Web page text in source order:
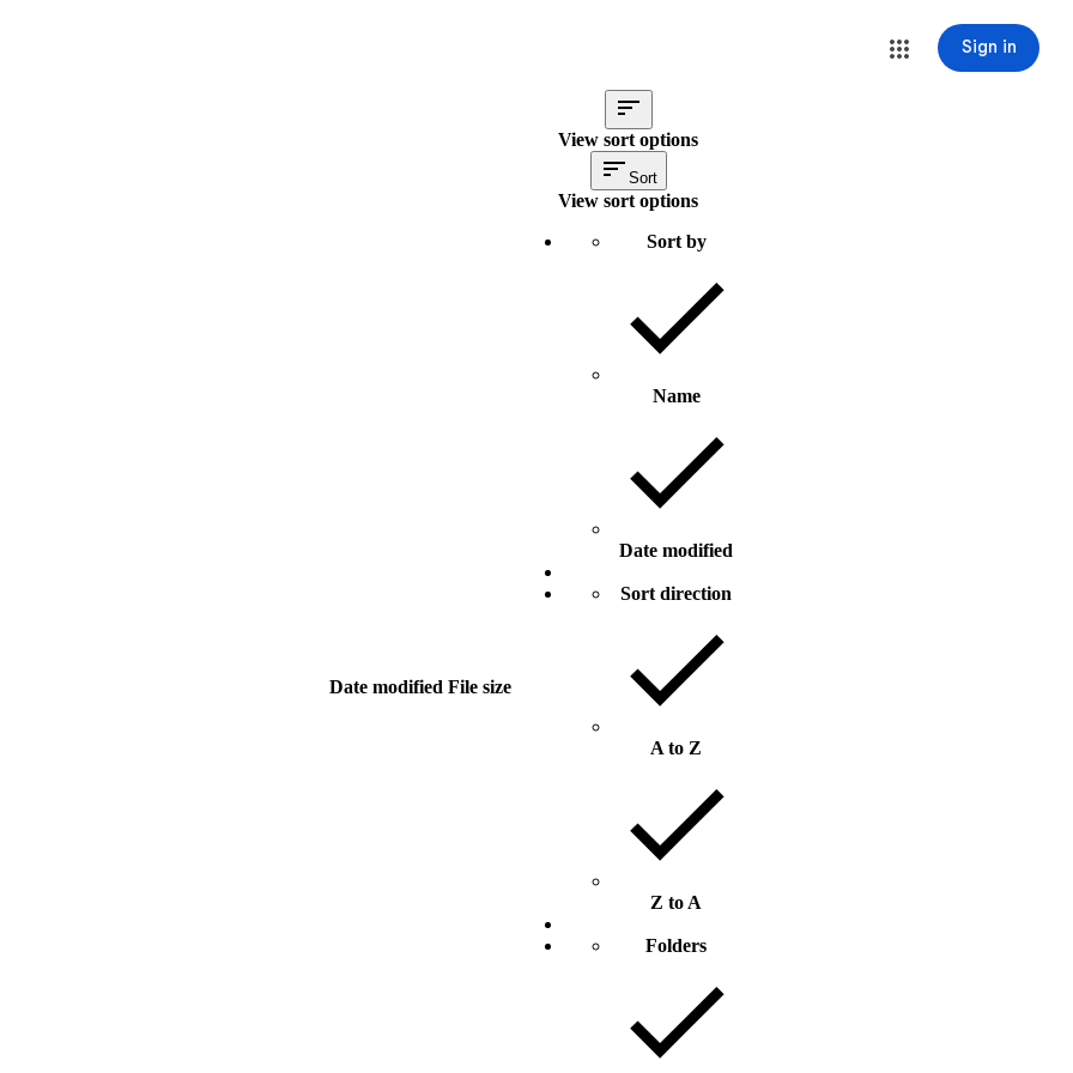
Sign in
Date modified File size
View sort options
Sort
View sort options
Sort by
Name
Date modified
Sort direction
A to Z
Z to A
Folders